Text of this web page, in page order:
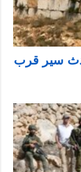
سير قرب